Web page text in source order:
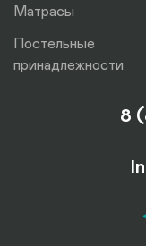
Матрасы
Постельные
принадлежности
8